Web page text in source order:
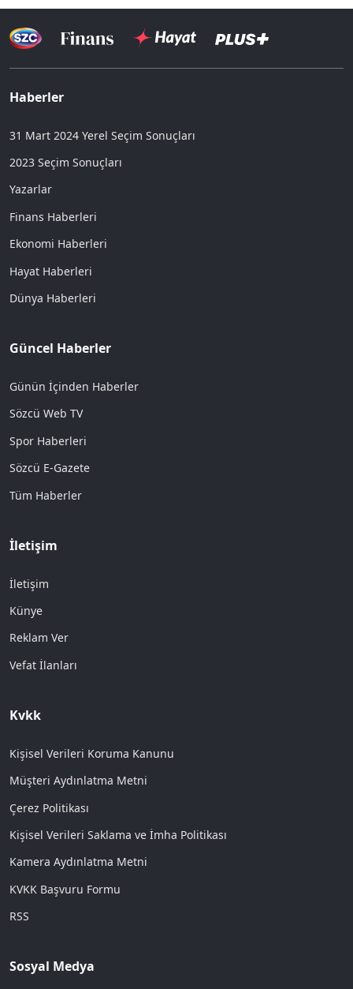
Haberler
31 Mart 2024 Yerel Seçim Sonuçları
2023 Seçim Sonuçları
Yazarlar
Finans Haberleri
Ekonomi Haberleri
Hayat Haberleri
Dünya Haberleri
Güncel Haberler
Günün İçinden Haberler
Sözcü Web TV
Spor Haberleri
Sözcü E-Gazete
Tüm Haberler
İletişim
İletişim
Künye
Reklam Ver
Vefat İlanları
Kvkk
Kişisel Verileri Koruma Kanunu
Müşteri Aydınlatma Metni
Çerez Politikası
Kişisel Verileri Saklama ve İmha Politikası
Kamera Aydınlatma Metni
KVKK Başvuru Formu
RSS
Sosyal Medya